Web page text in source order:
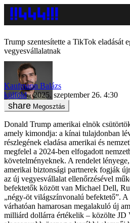
Trump szentesítette a TikTok eladását
vegyesvállalatnak
Kaufmann Balázs
külföld
2025. szeptember 26. 4:30
Megosztás
Donald Trump amerikai elnök
amely kimondja: a kínai tulajdonban
részlegének eladása amerikai és
megfelel a 2024-ben elfogadott
követelményeknek. A rendelet
amerikai biztonsági partnerek fogják
az új vegyesvállalat ellenőrzésével
befektetők között van Michael Dell,
„négy-öt világszínvonalú befektető”.
várhatóan hamarosan megalakuló új
milliárd dollárra értékelik – közölte JD